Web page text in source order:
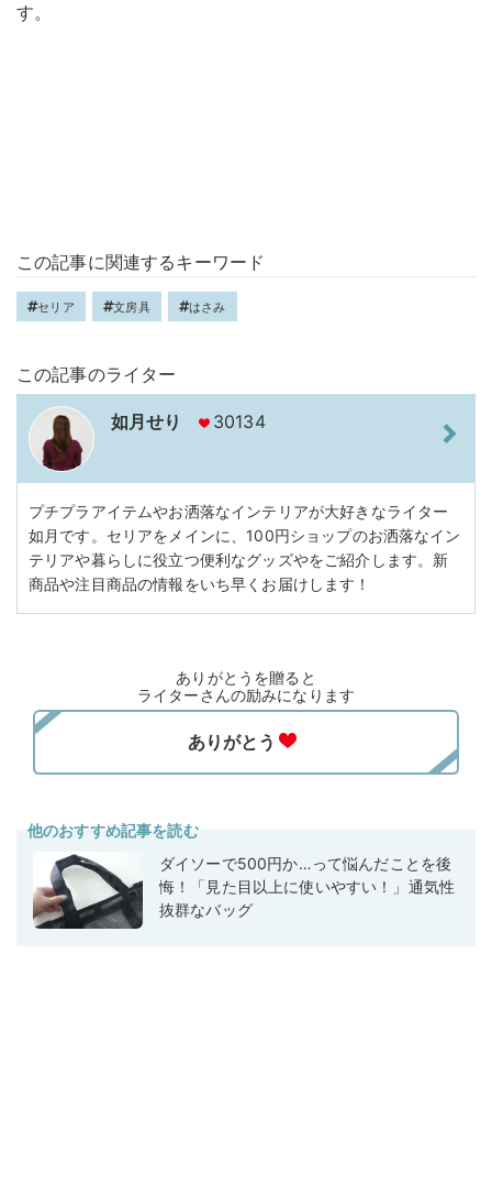
す。
この記事に関連するキーワード
セリア 文房具 はさみ
この記事のライター
如月せり 30134
プチプラアイテムやお洒落なインテリアが大好きなライター
如月です。セリアをメインに、100円ショップのお洒落なイン
テリアや暮らしに役立つ便利なグッズやをご紹介します。新
商品や注目商品の情報をいち早くお届けします！
ありがとうを贈ると
ライターさんの励みになります
他のおすすめ記事を読む
ダイソーで500円か…って悩んだことを後
悔！「見た目以上に使いやすい！」通気性
抜群なバッグ